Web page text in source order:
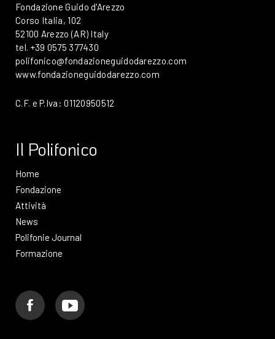
Fondazione Guido d'Arezzo
Corso Italia, 102
52100 Arezzo (AR) Italy
tel. +39 0575 377430
polifonico@fondazioneguidodarezzo.com
www.fondazioneguidodarezzo.com
C.F. e P.Iva: 01120950512
Il Polifonico
Home
Fondazione
Attività
News
Polifonie Journal
Formazione